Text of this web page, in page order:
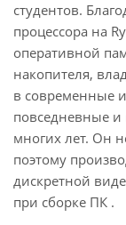
студентов.
процессора на
оперативной
накопителя,
в современные
повседневные и
многих лет. Он
поэтому
дискретной
при сборке ПК .